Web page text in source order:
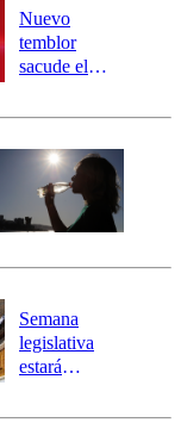
Nuevo
temblor
sacude el
revisa la
epicentro
Semana
legislativa
estará
el fin de la